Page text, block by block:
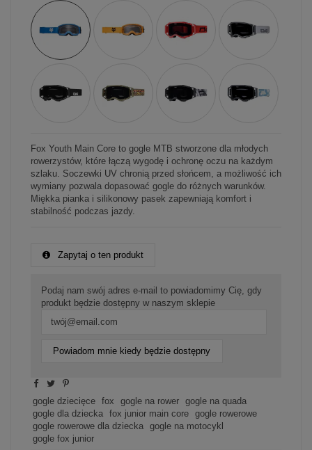
Fox Youth Main Core to gogle MTB stworzone dla młodych
rowerzystów, które łączą wygodę i ochronę oczu na każdym
szlaku. Soczewki UV chronią przed słońcem, a możliwość ich
wymiany pozwala dopasować gogle do różnych warunków.
Miękka pianka i silikonowy pasek zapewniają komfort i
stabilność podczas jazdy.
Zapytaj o ten produkt
Podaj nam swój adres e-mail to powiadomimy Cię, gdy
produkt będzie dostępny w naszym sklepie
Powiadom mnie kiedy będzie dostępny
gogle dziecięce fox gogle na rower
gogle na quada
gogle dla dziecka
fox junior main core
gogle rowerowe
gogle rowerowe dla dziecka
gogle na motocykl
gogle fox junior